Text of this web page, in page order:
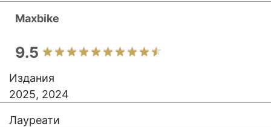
Maxbike
9.5
Издания
2025, 2024
Лауреати